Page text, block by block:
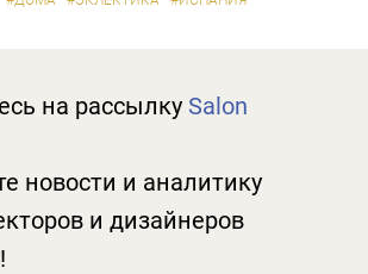
на рассылку Salon
новости и аналитику
и дизайнеров